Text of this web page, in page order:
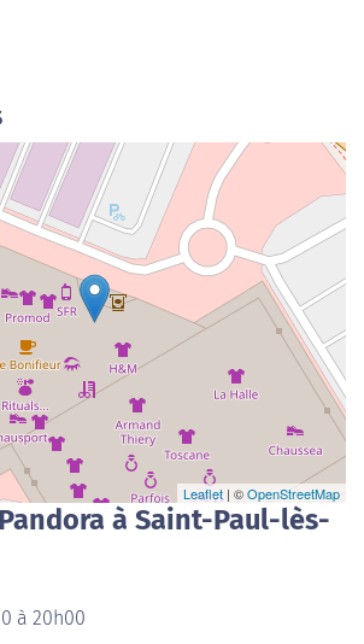
Leaflet | ©OpenStreetMap
à Saint-Paul-lès-
à 20h00